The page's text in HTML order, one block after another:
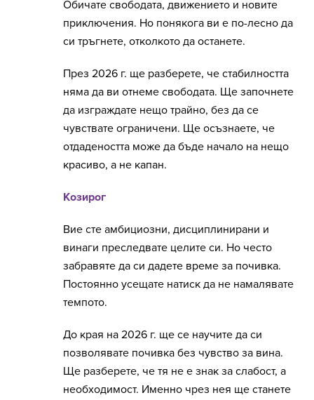
Обичате свободата, движението и новите
приключения. Но понякога ви е по-лесно да
си тръгнете, отколкото да останете.
През 2026 г. ще разберете, че стабилността
няма да ви отнеме свободата. Ще започнете
да изграждате нещо трайно, без да се
чувствате ограничени. Ще осъзнаете, че
отдадеността може да бъде начало на нещо
красиво, а не капан.
Козирог
Вие сте амбициозни, дисциплинирани и
винаги преследвате целите си. Но често
забравяте да си дадете време за почивка.
Постоянно усещате натиск да не намалявате
темпото.
До края на 2026 г. ще се научите да си
позволявате почивка без чувство за вина.
Ще разберете, че тя не е знак за слабост, а
необходимост. Именно чрез нея ще станете